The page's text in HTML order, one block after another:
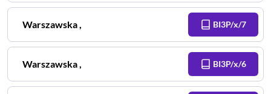
Warszawska, BI3P/x/7
Warszawska, BI3P/x/6